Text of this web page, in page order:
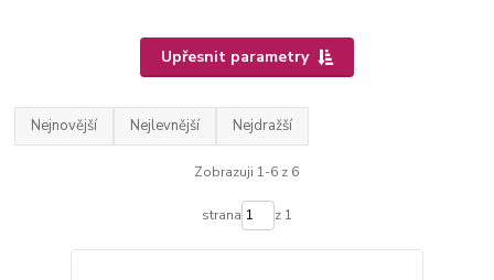
Upřesnit parametry
Nejnovější Nejlevnější Nejdražší
Zobrazuji 1-6 z 6
strana z 1